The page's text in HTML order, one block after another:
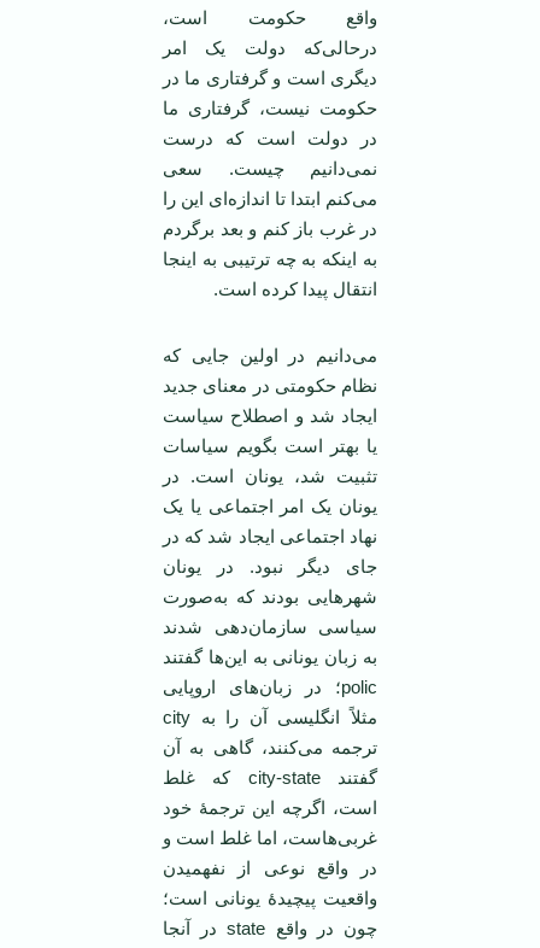
واقع حکومت است،
درحالی‌که دولت یک امر
دیگری است و گرفتاری ما در
حکومت نیست، گرفتاری ما
در دولت است که درست
نمی‌دانیم چیست. سعی
می‌کنم ابتدا تا اندازه‌ای این را
در غرب باز کنم و بعد برگردم
به اینکه به چه ترتیبی به اینجا
انتقال پیدا کرده است.
می‌دانیم در اولین جایی که
نظام حکومتی در معنای جدید
ایجاد شد و اصطلاح سیاست
یا بهتر است بگویم سیاسات
تثبیت شد، یونان است. در
یونان یک امر اجتماعی یا یک
نهاد اجتماعی ایجاد شد که در
جای دیگر نبود. در یونان
شهرهایی بودند که به‌صورت
سیاسی سازمان‌دهی شدند
به زبان یونانی به این‌ها گفتند
polic؛ در زبان‌های اروپایی
مثلاً انگلیسی آن را به city
ترجمه می‌کنند، گاهی به آن
گفتند city-state که غلط
است، اگرچه این ترجمۀ خود
غربی‌هاست، اما غلط است و
در واقع نوعی از نفهمیدن
واقعیت پیچیدۀ یونانی است؛
چون در واقع state در آنجا